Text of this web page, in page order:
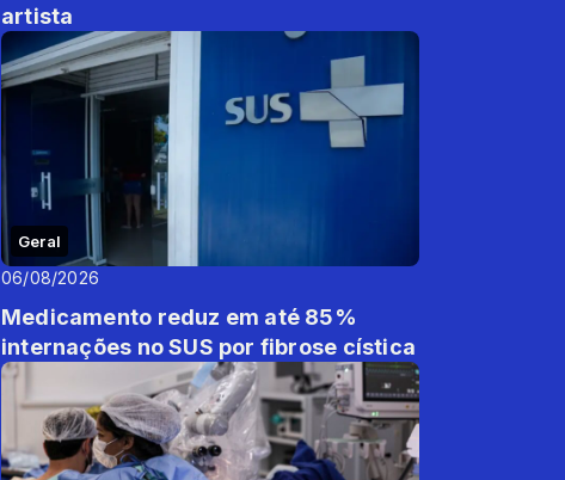
artista
Geral
06/08/2026
Medicamento reduz em até 85%
internações no SUS por fibrose cística